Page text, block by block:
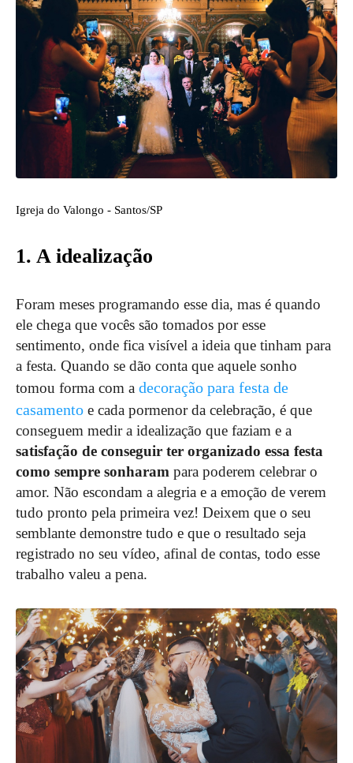
Igreja do Valongo - Santos/SP
1. A idealização
Foram meses programando esse dia, mas é quando
ele chega que vocês são tomados por esse
sentimento, onde fica visível a ideia que tinham para
a festa. Quando se dão conta que aquele sonho
tomou forma com a decoração para festa de
casamento e cada pormenor da celebração, é que
conseguem medir a idealização que faziam e a
satisfação de conseguir ter organizado essa festa
como sempre sonharam para poderem celebrar o
amor. Não escondam a alegria e a emoção de verem
tudo pronto pela primeira vez! Deixem que o seu
semblante demonstre tudo e que o resultado seja
registrado no seu vídeo, afinal de contas, todo esse
trabalho valeu a pena.